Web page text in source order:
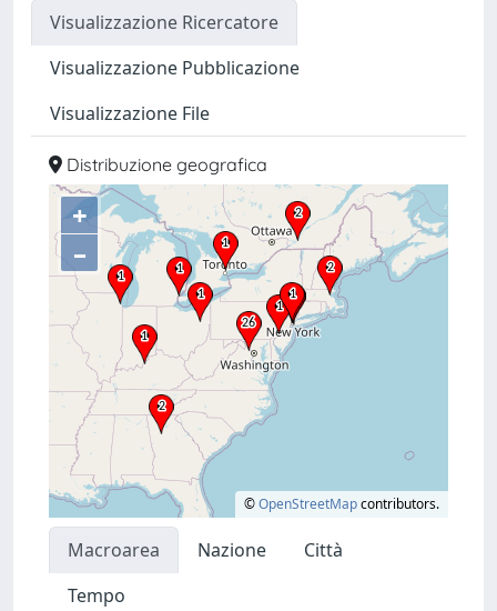
Visualizzazione Ricercatore
Visualizzazione Pubblicazione
Visualizzazione File
Distribuzione geografica
+
–
©OpenStreetMapcontributors.
Macroarea Nazione
Città
Tempo